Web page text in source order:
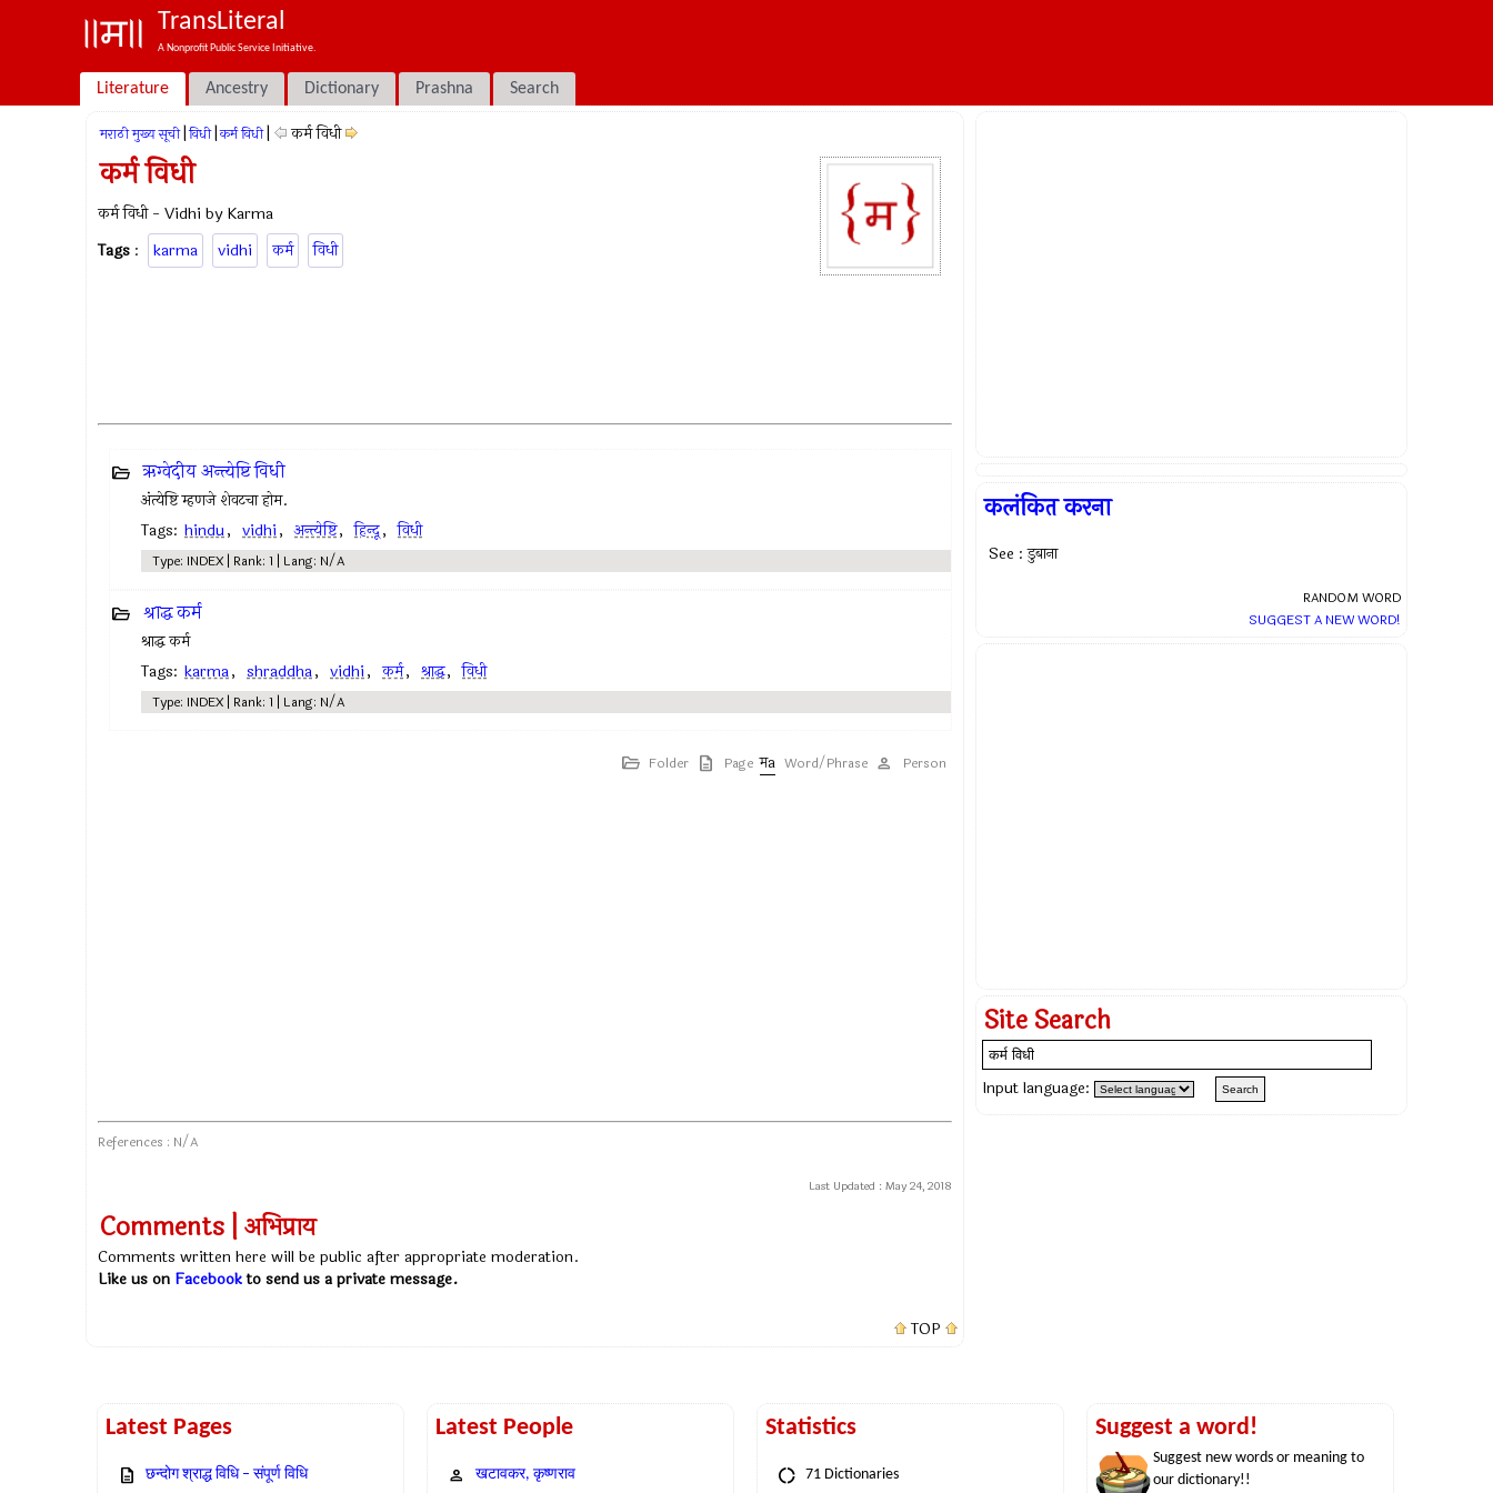
TransLiteral
A Nonprofit Public Service Initiative.
Literature Ancestry Dictionary Prashna Search
मराठी मुख्य सूची विधी कर्म विधी कर्म विधी
कर्म विधी
कर्म विधी - Vidhi by Karma
Tags : karma vidhi कर्म विधी
ऋग्वेदीय अन्त्येष्टि विधी
अंत्येष्टि म्हणजे शेवटचा होम.
Tags: hindu, vidhi, अन्त्येष्टि, हिन्दू, विधी
Type: INDEX | Rank: 1 | Lang: N/A
श्राद्ध कर्म
श्राद्ध कर्म
Tags: karma, shraddha, vidhi, कर्म, श्राद्ध, विधी
Type: INDEX | Rank: 1 | Lang: N/A
Folder Page Word/Phrase Person
References : N/A
Last Updated : May 24, 2018
Comments | अभिप्राय
Comments written here will be public after appropriate moderation.
Like us on Facebookto send us a private message.
TOP
कलंकित करना
See : डुबाना
RANDOM WORD
SUGGEST A NEW WORD!
Site Search
Input language:
Latest Pages
छन्दोग श्राद्ध विधि – संपूर्ण विधि
Latest People
खटावकर, कृष्णराव
Statistics
71 Dictionaries
Suggest a word!
Suggest new words or meaning to
our dictionary!!